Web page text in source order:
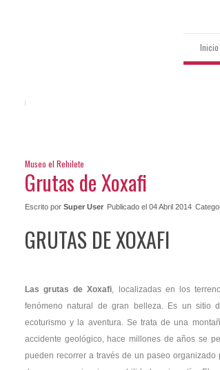
Inicio
Museo el Rehilete
Grutas de Xoxafi
Escrito por Super User Publicado el 04 Abril 2014
GRUTAS DE XOXAFI
Las grutas de Xoxafi, localizadas en los
fenómeno natural de gran belleza. Es un sitio
ecoturismo y la aventura. Se trata de una
accidente geológico, hace millones de años se
pueden recorrer a través de un paseo